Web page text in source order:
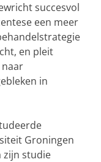
succesvol
een meer
en pleit
in
Groningen
zijn studie